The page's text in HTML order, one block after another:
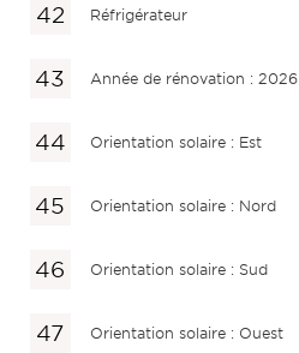
Réfrigérateur
Année de rénovation : 2026
Orientation solaire : Est
Orientation solaire : Nord
Orientation solaire : Sud
Orientation solaire : Ouest